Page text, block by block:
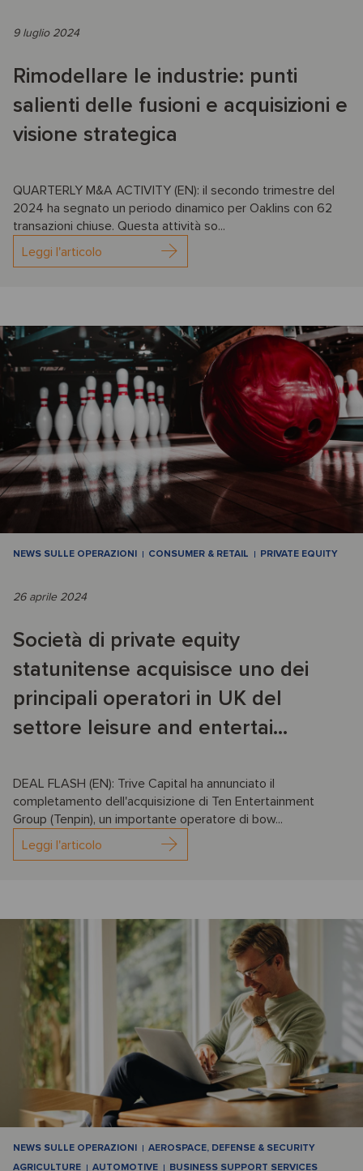
9 luglio 2024
Rimodellare le industrie: punti
salienti delle fusioni e acquisizioni e
visione strategica
QUARTERLY M&A ACTIVITY (EN): il secondo trimestre del
2024 ha segnato un periodo dinamico per Oaklins con 62
transazioni chiuse. Questa attività so...
Leggi l'articolo
NEWS SULLE OPERAZIONI CONSUMER & RETAIL PRIVATE EQUITY
26 aprile 2024
Società di private equity
statunitense acquisisce uno dei
principali operatori in UK del
settore leisure and entertai...
DEAL FLASH (EN): Trive Capital ha annunciato il
completamento dell'acquisizione di Ten Entertainment
Group (Tenpin), un importante operatore di bow...
Leggi l'articolo
NEWS SULLE OPERAZIONI
AEROSPACE, DEFENSE & SECURITY
AGRICULTURE
AUTOMOTIVE BUSINESS SUPPORT SERVICES